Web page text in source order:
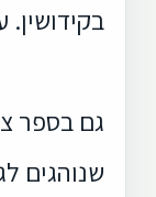
בקידושין.
גם בספר
שנוהגים